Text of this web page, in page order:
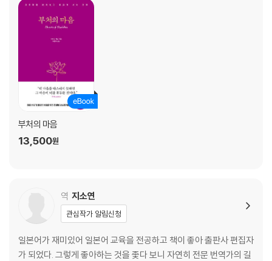
4장 욕심의 벽을 뛰어넘는 법
어쩔 수 없는 일에 마음 쓰지 않는다
억지 긍정 확언의 역효과
알량한 우월감이 행복을 멀리 밀어낸다
5장 부정적인 감정에서 벗어나는 마음의 습관
마음을 ‘좋은 것’으로 채우는 습관 만들기
가부좌를 틀지 않아도 명상은 할 수 있다
마인드풀니스도 본질을 착각하면 함정이 된다
감정의 구체화가 핵심
[부록] 아름다운 심소 25가지와 다른 것과 함께 작용하는 심소 13가지
부처의 마음
13,500원
역 지소연
관심작가 알림신청
일본어가 재미있어 일본어 교육을 전공하고 책이 좋아 출판사 편집자
가 되었다. 그렇게 좋아하는 것을 좇다 보니 자연히 전문 번역가의 길